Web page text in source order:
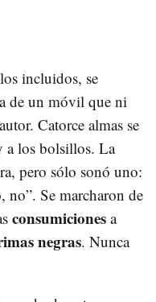
incluidos, se
de un móvil que ni
Catorce almas se
a los bolsillos. La
pero sólo sonó uno:
no”. Se marcharon de
consumiciones a
negras. Nunca